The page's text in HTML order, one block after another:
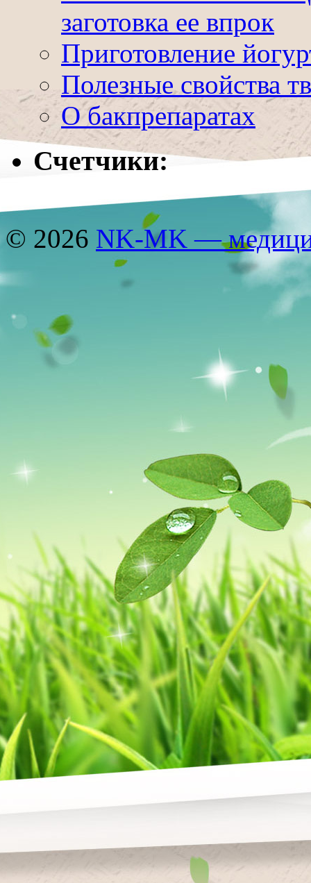
заготовка ее впрок
Приготовление
Полезные свойства
О бакпрепаратах
Счетчики:
© 2026 NK-MK —